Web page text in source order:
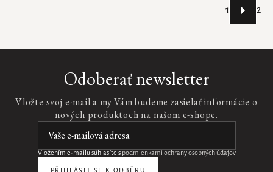
prvky
1 2
Odoberať newsletter
Vložte svoj e-mail a my Vám budeme zasielať informácie o
nových produktoch na našom e-shope.
Vložením e-mailu súhlasíte s podmienkami ochrany osobných údajov